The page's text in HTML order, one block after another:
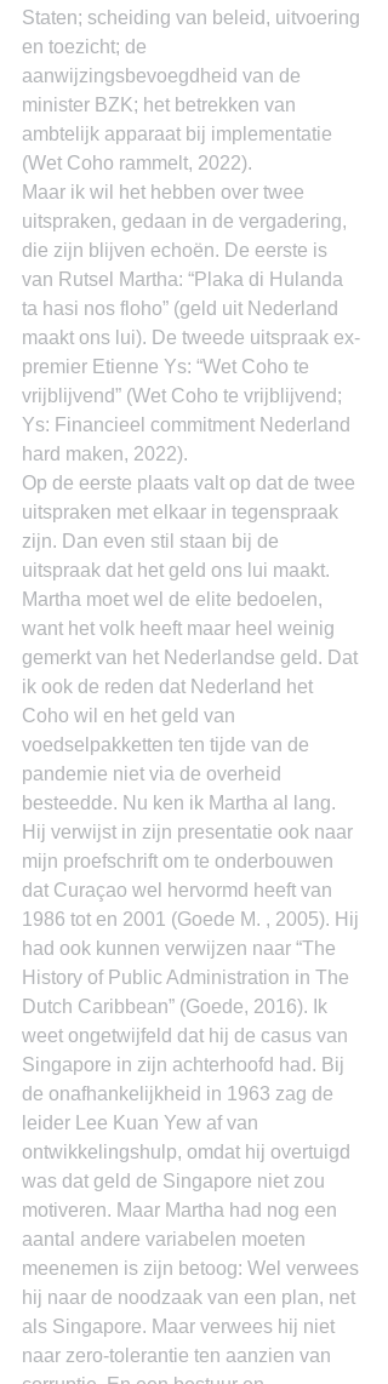
Staten; scheiding van beleid, uitvoering
en toezicht; de
aanwijzingsbevoegdheid van de
minister BZK; het betrekken van
ambtelijk apparaat bij implementatie
(Wet Coho rammelt, 2022).
Maar ik wil het hebben over twee
uitspraken, gedaan in de vergadering,
die zijn blijven echoën. De eerste is
van Rutsel Martha: “Plaka di Hulanda
ta hasi nos floho” (geld uit Nederland
maakt ons lui). De tweede uitspraak ex-
premier Etienne Ys: “Wet Coho te
vrijblijvend” (Wet Coho te vrijblijvend;
Ys: Financieel commitment Nederland
hard maken, 2022).
Op de eerste plaats valt op dat de twee
uitspraken met elkaar in tegenspraak
zijn. Dan even stil staan bij de
uitspraak dat het geld ons lui maakt.
Martha moet wel de elite bedoelen,
want het volk heeft maar heel weinig
gemerkt van het Nederlandse geld. Dat
ik ook de reden dat Nederland het
Coho wil en het geld van
voedselpakketten ten tijde van de
pandemie niet via de overheid
besteedde. Nu ken ik Martha al lang.
Hij verwijst in zijn presentatie ook naar
mijn proefschrift om te onderbouwen
dat Curaçao wel hervormd heeft van
1986 tot en 2001 (Goede M. , 2005). Hij
had ook kunnen verwijzen naar “The
History of Public Administration in The
Dutch Caribbean” (Goede, 2016). Ik
weet ongetwijfeld dat hij de casus van
Singapore in zijn achterhoofd had. Bij
de onafhankelijkheid in 1963 zag de
leider Lee Kuan Yew af van
ontwikkelingshulp, omdat hij overtuigd
was dat geld de Singapore niet zou
motiveren. Maar Martha had nog een
aantal andere variabelen moeten
meenemen is zijn betoog: Wel verwees
hij naar de noodzaak van een plan, net
als Singapore. Maar verwees hij niet
naar zero-tolerantie ten aanzien van